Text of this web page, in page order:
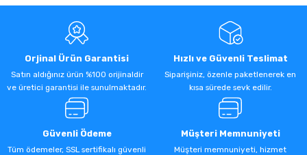
Orjinal Ürün Garantisi
Satın aldığınız ürün %100 orijinaldir
ve üretici garantisi ile sunulmaktadır.
Hızlı ve Güvenli Teslimat
Siparişiniz, özenle paketlenerek en
kısa sürede sevk edilir.
Güvenli Ödeme
Tüm ödemeler, SSL sertifikalı güvenli
Müşteri Memnuniyeti
Müşteri memnuniyeti, hizmet